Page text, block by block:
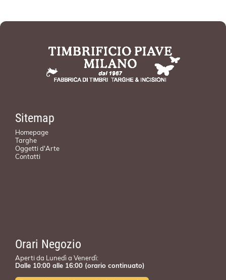
Sitemap
Homepage
Targhe
Oggetti d'Arte
Contatti
Orari Negozio
Aperti da Lunedì a Venerdì:
Dalle 10:00 alle 16:00 (orario continuato)